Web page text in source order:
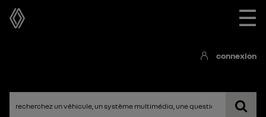
☰
connexion